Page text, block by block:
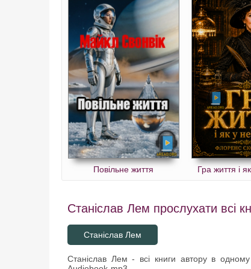
Повільне життя Гра життя і
Станіслав Лем прослухати всі
Станіслав Лем
Станіслав Лем - всі книги автору в одному